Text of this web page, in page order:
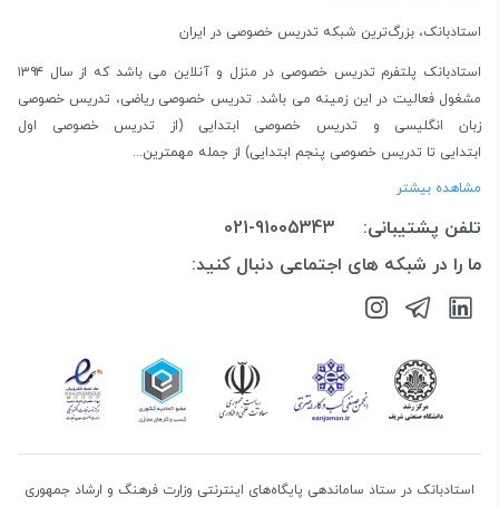
استادبانک، بزرگ‌ترین شبکه تدریس خصوصی در ایران
استادبانک پلتفرم تدریس خصوصی در منزل و آنلاین
می باشد که از سال ۱۳۹۴
مشغول فعالیت در این زمینه می باشد.تدریس خصوصی ریاضی، تدریس خصوصی
زبان انگلیسی و تدریس خصوصی ابتدایی (از
تدریس خصوصی اول
ابتدایی تا تدریس خصوصی پنجم ابتدایی) از جمله مهمترین...
مشاهده بیشتر
تلفن پشتیبانی:
021-91005343
ما را در شبکه های اجتماعی دنبال کنید:
استادبانک در ستاد ساماندهی پایگاه‌های اینترنتی وزارت فرهنگ و ارشاد جمهوری